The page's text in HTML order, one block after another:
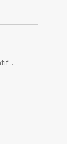
...